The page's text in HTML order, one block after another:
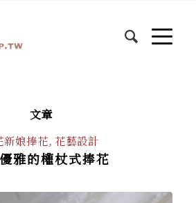
文章
新娘捧花, 花藝設計
雅的權杖式捧花